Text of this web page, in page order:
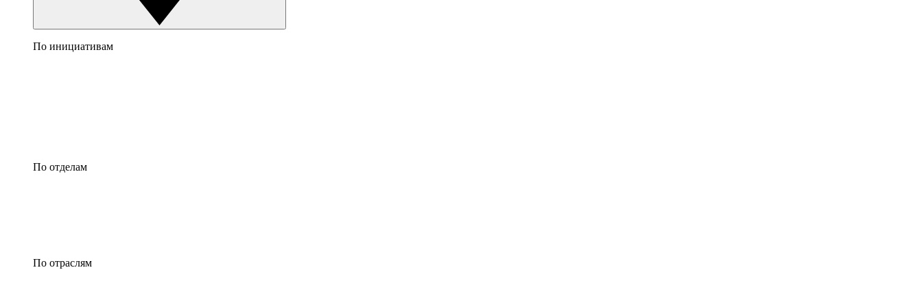
По инициативам
По отделам
По отраслям